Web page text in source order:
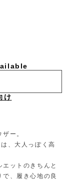
け
ー。
、大人っぽく高
ットのきちんと
、履き心地の良